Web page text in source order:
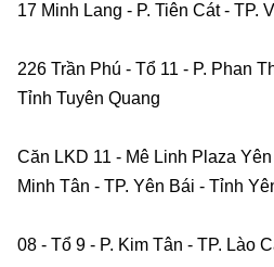
17 Minh Lang - P. Tiên Cát - TP.
226 Trần Phú - Tổ 11 - P. Phan
Tỉnh Tuyên Quang
Căn LKD 11 - Mê Linh Plaza
Minh Tân - TP. Yên Bái - Tỉnh
08 - Tổ 9 - P. Kim Tân - TP. Lào